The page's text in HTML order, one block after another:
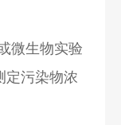
微生物实验
定污染物浓